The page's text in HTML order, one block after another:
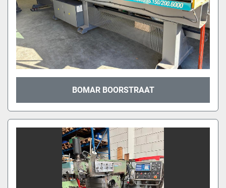
BOMAR BOORSTRAAT